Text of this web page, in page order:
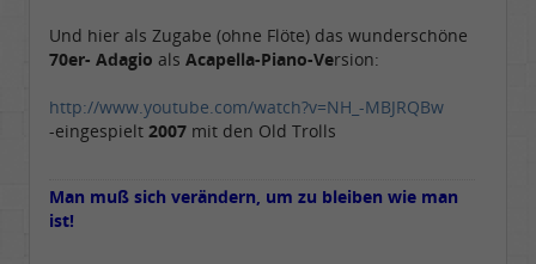
Und hier als Zugabe (ohne Flöte) das wunderschöne
70er- Adagio als Acapella-Piano-Version:
http://www.youtube.com/watch?v=NH_-MBJRQBw
-eingespielt 2007 mit den Old Trolls
Man muß sich verändern, um zu bleiben wie man
ist!